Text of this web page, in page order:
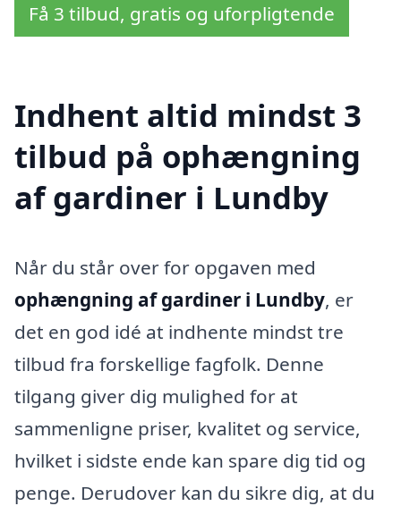
Få 3 tilbud, gratis og uforpligtende
Indhent altid mindst 3
tilbud på ophængning
af gardiner i Lundby
Når du står over for opgaven med
ophængning af gardiner i Lundby, er
det en god idé at indhente mindst tre
tilbud fra forskellige fagfolk. Denne
tilgang giver dig mulighed for at
sammenligne priser, kvalitet og service,
hvilket i sidste ende kan spare dig tid og
penge. Derudover kan du sikre dig, at du